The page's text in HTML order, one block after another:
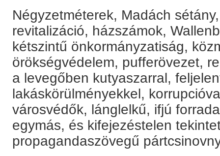
Négyzetméterek, Madách
revitalizáció, házszámok,
kétszintű önkormányzatiság,
örökségvédelem, pufferövezet,
a levegőben kutyaszarral,
lakáskörülményekkel,
városvédők, lánglelkű, ifjú
egymás, és kifejezéstelen
propagandaszövegű